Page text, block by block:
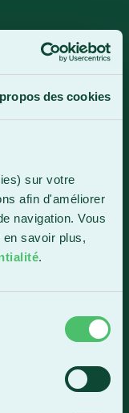
des cookies
sur votre
afin d'améliorer
navigation. Vous
savoir plus,
.